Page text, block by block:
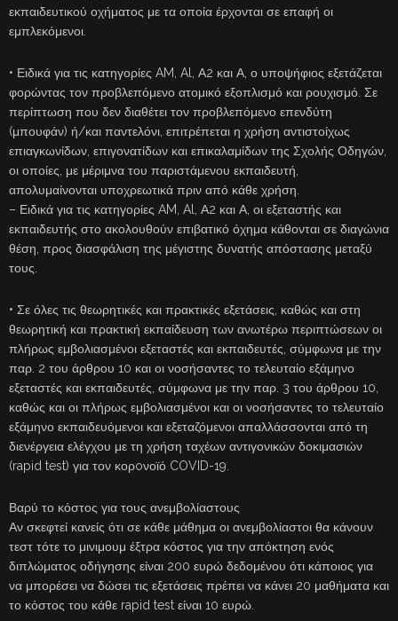
εκπαιδευτικού οχήματος με τα οποία έρχονται σε επαφή οι
εμπλεκόμενοι.
• Ειδικά για τις κατηγορίες AM, Al, Α2 και Α, ο υποψήφιος εξετάζεται
φορώντας τον προβλεπόμενο ατομικό εξοπλισμό και ρουχισμό. Σε
περίπτωση που δεν διαθέτει τον προβλεπόμενο επενδύτη
(μπουφάν) ή/και παντελόνι, επιτρέπεται η χρήση αντιστοίχως
επιαγκωνίδων, επιγονατίδων και επικαλαμίδων της Σχολής Οδηγών,
οι οποίες, με μέριμνα του παριστάμενου εκπαιδευτή,
απολυμαίνονται υποχρεωτικά πριν από κάθε χρήση.
– Ειδικά για τις κατηγορίες AM, Al, Α2 και Α, οι εξεταστής και
εκπαιδευτής στο ακολουθούν επιβατικό όχημα κάθονται σε διαγώνια
θέση, προς διασφάλιση της μέγιστης δυνατής απόστασης μεταξύ
τους.
• Σε όλες τις θεωρητικές και πρακτικές εξετάσεις, καθώς και στη
θεωρητική και πρακτική εκπαίδευση των ανωτέρω περιπτώσεων οι
πλήρως εμβολιασμένοι εξεταστές και εκπαιδευτές, σύμφωνα με την
παρ. 2 του άρθρου 10 και οι νοσήσαντες το τελευταίο εξάμηνο
εξεταστές και εκπαιδευτές, σύμφωνα με την παρ. 3 του άρθρου 10,
καθώς και οι πλήρως εμβολιασμένοι και οι νοσήσαντες το τελευταίο
εξάμηνο εκπαιδευόμενοι και εξεταζόμενοι απαλλάσσονται από τη
διενέργεια ελέγχου με τη χρήση ταχέων αντιγονικών δοκιμασιών
(rapid test) για τον κορoνοϊό COVID-19.
Βαρύ το κόστος για τους ανεμβολίαστους
Αν σκεφτεί κανείς ότι σε κάθε μάθημα οι ανεμβολίαστοι θα κάνουν
τεστ τότε το μινιμουμ έξτρα κόστος για την απόκτηση ενός
διπλώματος οδήγησης είναι 200 ευρώ δεδομένου ότι κάποιος για
να μπορέσει να δώσει τις εξετάσεις πρέπει να κάνει 20 μαθήματα και
το κόστος του κάθε rapid test είναι 10 ευρώ.